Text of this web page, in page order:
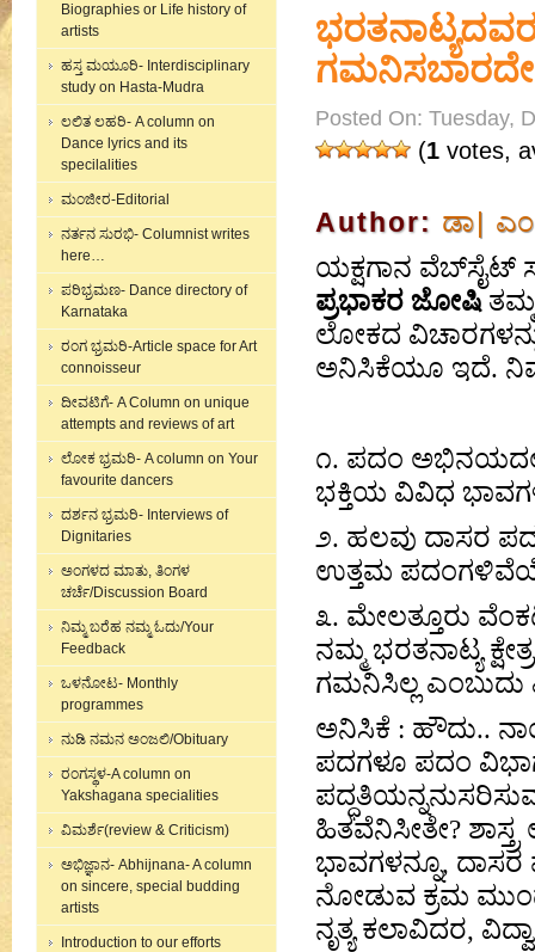
Biographies or Life history of
artists
ಹಸ್ತ ಮಯೂರಿ- Interdisciplinary
study on Hasta-Mudra
ಲಲಿತ ಲಹರಿ- A column on
Dance lyrics and its
specilalities
ಮಂಜೀರ-Editorial
ನರ್ತನ ಸುರಭಿ- Columnist writes
here…
ಪರಿಭ್ರಮಣ- Dance directory of
Karnataka
ರಂಗ ಭ್ರಮರಿ-Article space for Art
connoisseur
ದೀವಟಿಗೆ- A Column on unique
attempts and reviews of art
ಲೋಕ ಭ್ರಮರಿ- A column on Your
favourite dancers
ದರ್ಶನ ಭ್ರಮರಿ- Interviews of
Dignitaries
ಅಂಗಳದ ಮಾತು, ತಿಂಗಳ
ಚರ್ಚೆ/Discussion Board
ನಿಮ್ಮ ಬರೆಹ ನಮ್ಮ ಓದು/Your
Feedback
ಒಳನೋಟ- Monthly
programmes
ನುಡಿ ನಮನ ಅಂಜಲಿ/Obituary
ರಂಗಸ್ಥಳ-A column on
Yakshagana specialities
ವಿಮರ್ಶೆ(review & Criticism)
ಅಭಿಜ್ಞಾನ- Abhijnana- A column
on sincere, special budding
artists
Introduction to our efforts
Posted On: Tuesday,
(1votes,
Author: ಡಾ|
ಯಕ್ಷಗಾನ ವೆಬ್‌ಸೈಟ್
ಪ್ರಭಾಕರ ಜೋಷಿ
ಲೋಕದ
ಅನಿಸಿಕೆಯೂ ಇದೆ.
೧. ಪದಂ
ಭಕ್ತಿಯ ವಿವಿಧ
೨. ಹಲವು ದಾಸರ
ಉತ್ತಮ
೩. ಮೇಲತ್ತೂರು
ನಮ್ಮ ಭರತನಾಟ್ಯ
ಗಮನಿಸಿಲ್ಲ ಎಂಬುದು
ಅನಿಸಿಕೆ : ಹೌದು..
ಪದಗಳೂ ಪದಂ
ಹಿತವೆನಿಸೀತೇ?
ಭಾವಗಳನ್ನೂ, ದಾಸರ
ನೋಡುವ ಕ್ರಮ
ನೃತ್ಯ ಕಲಾವಿದರ,